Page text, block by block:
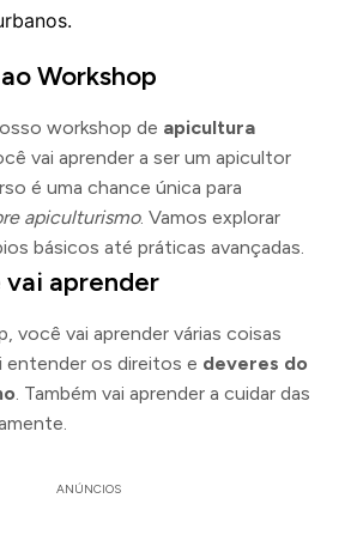
Workshop
workshop de apicultura
vai aprender a ser um apicultor
é uma chance única para
apiculturismo. Vamos explorar
básicos até práticas avançadas.
vai aprender
você vai aprender várias coisas
entender os direitos e deveres do
. Também vai aprender a cuidar das
ANÚNCIOS